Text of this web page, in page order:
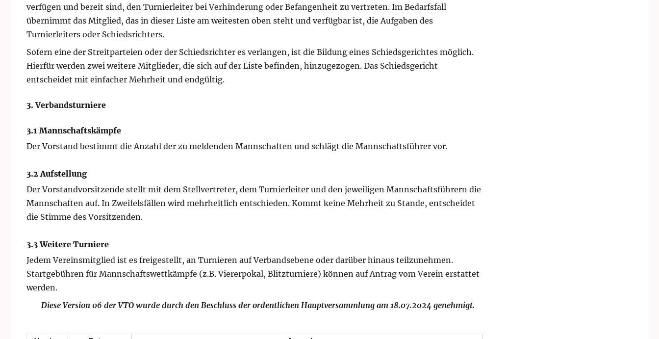
verfügen und bereit sind, den Turnierleiter bei Verhinderung oder Befangenheit zu vertreten. Im Bedarfsfall
übernimmt das Mitglied, das in dieser Liste am weitesten oben steht und verfügbar ist, die Aufgaben des
Turnierleiters oder Schiedsrichters.
Sofern eine der Streitparteien oder der Schiedsrichter es verlangen, ist die Bildung eines Schiedsgerichtes möglich.
Hierfür werden zwei weitere Mitglieder, die sich auf der Liste befinden, hinzugezogen. Das Schiedsgericht
entscheidet mit einfacher Mehrheit und endgültig.
3. Verbandsturniere
3.1 Mannschaftskämpfe
Der Vorstand bestimmt die Anzahl der zu meldenden Mannschaften und schlägt die Mannschaftsführer vor.
3.2 Aufstellung
Der Vorstandvorsitzende stellt mit dem Stellvertreter, dem Turnierleiter und den jeweiligen Mannschaftsführern die
Mannschaften auf. In Zweifelsfällen wird mehrheitlich entschieden. Kommt keine Mehrheit zu Stande, entscheidet
die Stimme des Vorsitzenden.
3.3 Weitere Turniere
Jedem Vereinsmitglied ist es freigestellt, an Turnieren auf Verbandsebene oder darüber hinaus teilzunehmen.
Startgebühren für Mannschaftswettkämpfe (z.B. Viererpokal, Blitzturniere) können auf Antrag vom Verein erstattet
werden.
Diese Version 06 der VTO wurde durch den Beschluss der ordentlichen Hauptversammlung am 18.07.2024 genehmigt.